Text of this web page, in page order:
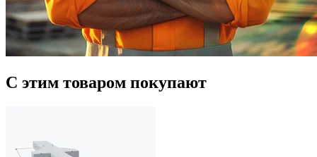
С этим товаром покупают